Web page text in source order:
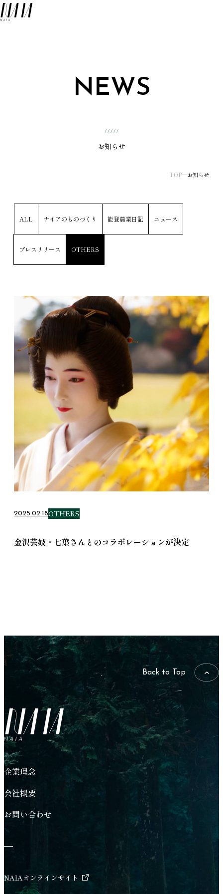
NAIA
NEWS
お知らせ
TOP お知らせ
ALL ナイアのものづくり 能登農業日記 ニュース
プレスリリース OTHERS
2025.02.18OTHERS
金沢芸妓・七葉さんとのコラボレーションが決定
Back to Top
NAIA
企業理念
会社概要
お問い合わせ
NAIAオンラインサイト 新しいタブで開く